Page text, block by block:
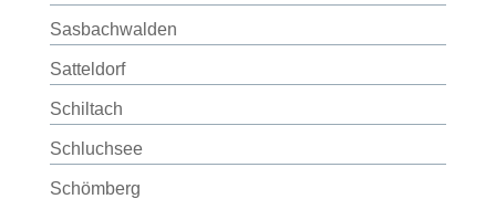
Sasbachwalden
Satteldorf
Schiltach
Schluchsee
Schömberg